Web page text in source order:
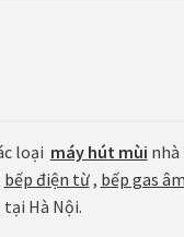
loại máy hút mùi nhà
bếp điện từ, bếp gas âm
Hà Nội.